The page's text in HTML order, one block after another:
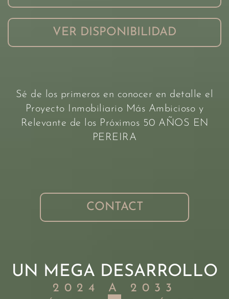
VER DISPONIBILIDAD
Sé de los primeros en conocer en detalle el
Proyecto Inmobiliario Más Ambicioso y
Relevante de los Próximos 50 AÑOS EN
PEREIRA
CONTACT
UN MEGA DESARROLLO
2024 A 2033